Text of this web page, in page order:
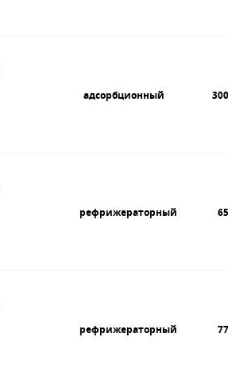
адсорбционный
300
рефрижераторный
рефрижераторный